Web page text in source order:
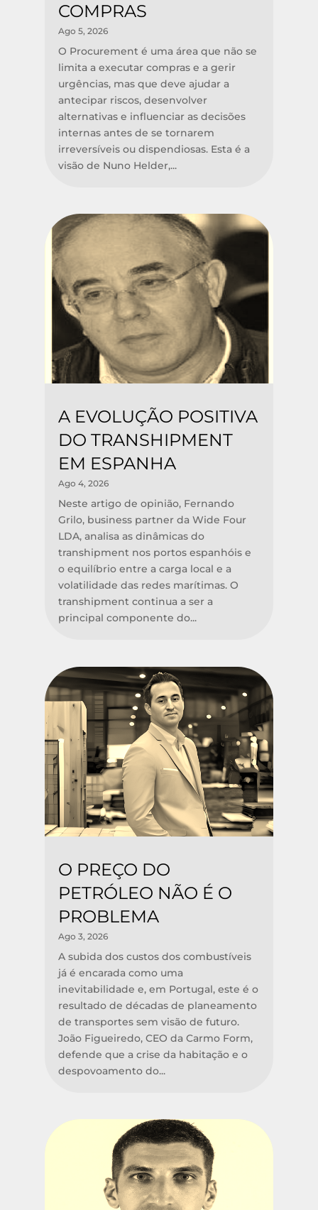
COMPRAS
Ago 5, 2026
O Procurement é uma área que não se
limita a executar compras e a gerir
urgências, mas que deve ajudar a
antecipar riscos, desenvolver
alternativas e influenciar as decisões
internas antes de se tornarem
irreversíveis ou dispendiosas. Esta é a
visão de Nuno Helder,...
A EVOLUÇÃO POSITIVA
DO TRANSHIPMENT
EM ESPANHA
Ago 4, 2026
Neste artigo de opinião, Fernando
Grilo, business partner da Wide Four
LDA, analisa as dinâmicas do
transhipment nos portos espanhóis e
o equilíbrio entre a carga local e a
volatilidade das redes marítimas. O
transhipment continua a ser a
principal componente do...
O PREÇO DO
PETRÓLEO NÃO É O
PROBLEMA
Ago 3, 2026
A subida dos custos dos combustíveis
já é encarada como uma
inevitabilidade e, em Portugal, este é o
resultado de décadas de planeamento
de transportes sem visão de futuro.
João Figueiredo, CEO da Carmo Form,
defende que a crise da habitação e o
despovoamento do...